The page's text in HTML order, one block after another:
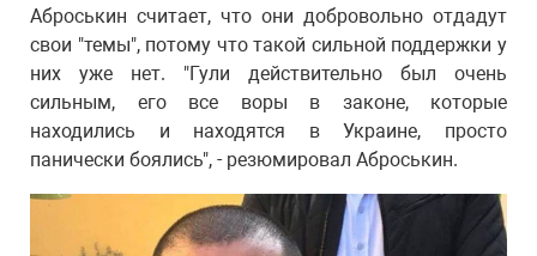
Аброськин считает, что они добровольно отдадут
свои "темы", потому что такой сильной поддержки у
них уже нет. "Гули действительно был очень
сильным, его все воры в законе, которые
находились и находятся в Украине, просто
панически боялись", - резюмировал Аброськин.